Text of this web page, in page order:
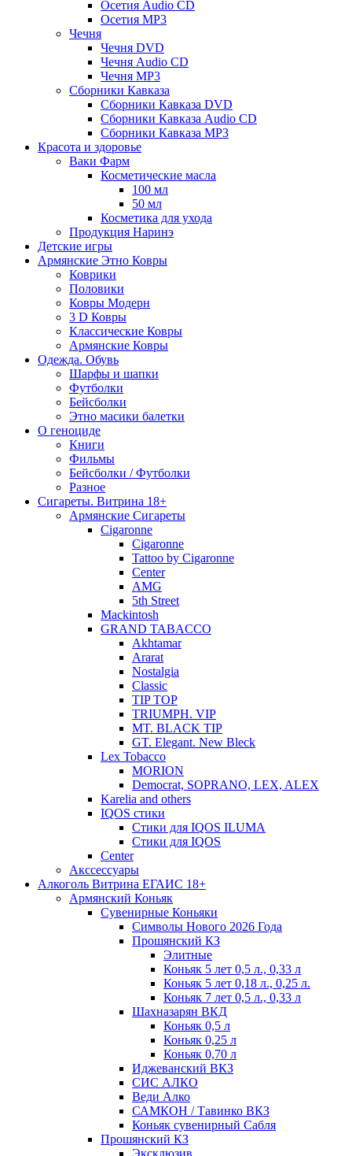
Осетия Audio CD
Осетия MP3
Чечня
Чечня DVD
Чечня Audio CD
Чечня MP3
Сборники Кавказа
Сборники Кавказа DVD
Сборники Кавказа Audio CD
Сборники Кавказа MP3
Красота и здоровье
Ваки Фарм
Косметические масла
100 мл
50 мл
Косметика для ухода
Продукция Наринэ
Детские игры
Армянские Этно Ковры
Коврики
Половики
Ковры Модерн
3 D Ковры
Классические Ковры
Армянские Ковры
Одежда. Обувь
Шарфы и шапки
Футболки
Бейсболки
Этно масики балетки
О геноциде
Книги
Фильмы
Бейсболки / Футболки
Разное
Сигареты. Витрина 18+
Армянские Сигареты
Cigaronne
Cigaronne
Tattoo by Cigaronne
Center
AMG
5th Street
Mackintosh
GRAND TABACCO
Akhtamar
Ararat
Nostalgia
Classic
TIP TOP
TRIUMPH. VIP
MT. BLACK TIP
GT. Elegant. New Bleck
Lex Tobacco
MORION
Democrat, SOPRANO, LEX, ALEX
Karelia and others
IQOS стики
Стики для IQOS ILUMA
Стики для IQOS
Сenter
Акссессуары
Алкоголь Витрина ЕГАИС 18+
Армянский Коньяк
Сувенирные Коньяки
Символы Нового 2026 Года
Прошянский КЗ
Элитные
Коньяк 5 лет 0,5 л., 0,33 л
Коньяк 5 лет 0,18 л., 0,25 л.
Коньяк 7 лет 0,5 л., 0,33 л
Шахназарян ВКД
Коньяк 0,5 л
Коньяк 0,25 л
Коньяк 0,70 л
Иджеванский ВКЗ
СИС АЛКО
Веди Алко
САМКОН / Тавинко ВКЗ
Коньяк сувенирный Сабля
Прошянский КЗ
Эксклюзив